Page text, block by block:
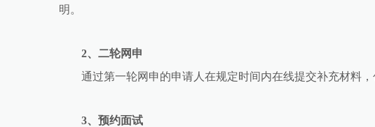
明。
2、二轮网申
通过第一轮网申的申请人在规定时间内在线提交补充材料，
3、预约面试